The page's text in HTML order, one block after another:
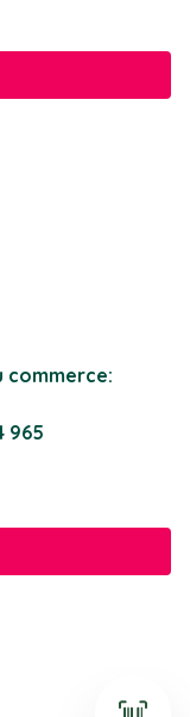
commerce:
965